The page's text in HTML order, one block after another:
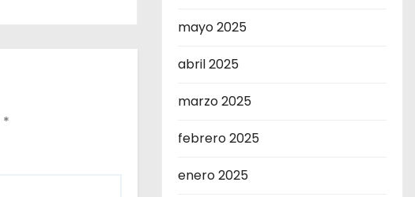
*
mayo 2025
abril 2025
marzo 2025
febrero 2025
enero 2025